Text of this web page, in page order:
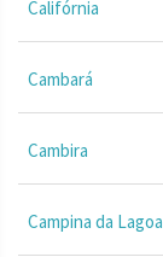
Califórnia
Cambará
Cambira
Campina da Lagoa